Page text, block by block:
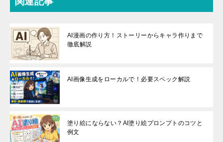
AI漫画の作り方！ストーリーからキャラ作りまで
徹底解説
AI画像生成をローカルで！必要スペック解説
塗り絵にならない？AI塗り絵プロンプトのコツと
例文